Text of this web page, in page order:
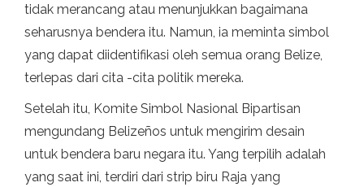
tidak merancang atau menunjukkan bagaimana
seharusnya bendera itu. Namun, ia meminta simbol
yang dapat diidentifikasi oleh semua orang Belize,
terlepas dari cita -cita politik mereka.
Setelah itu, Komite Simbol Nasional Bipartisan
mengundang Belizeños untuk mengirim desain
untuk bendera baru negara itu. Yang terpilih adalah
yang saat ini, terdiri dari strip biru Raja yang